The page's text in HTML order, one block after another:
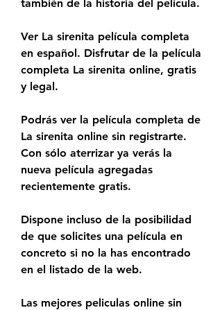
también de la historia del película.
Ver La sirenita película completa
en español. Disfrutar de la película
completa La sirenita online, gratis
y legal.
Podrás ver la película completa de
La sirenita online sin registrarte.
Con sólo aterrizar ya verás la
nueva película agregadas
recientemente gratis.
Dispone incluso de la posibilidad
de que solicites una película en
concreto si no la has encontrado
en el listado de la web.
Las mejores peliculas online sin